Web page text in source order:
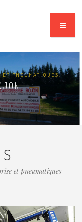
ET PNEUMATIQUES.
et pneumatiques